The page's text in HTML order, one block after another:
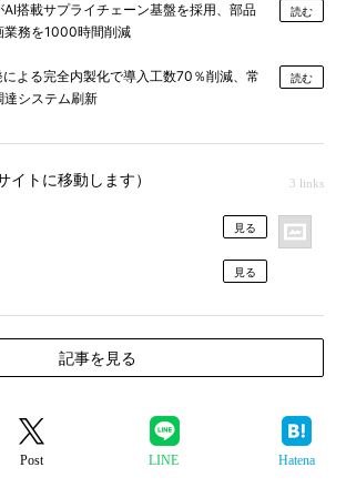
AI搭載サプライチェーン基盤を採用、部品
業務を1000時間削減
読む
よる完全内製化で導入工数70％削減、常
達システム刷新
読む
イトに移動します） 3 links
見る
見る
記事を見る
Post LINE Hatena